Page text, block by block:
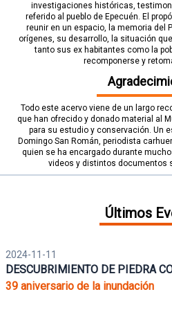
investigaciones históricas,
referido al pueblo de Epecuén. El
reunir en un espacio, la memoria del
orígenes, su desarrollo, la situación
tanto sus ex habitantes como la
recomponerse y
Todo este acervo viene de un largo
que han ofrecido y donado material al
para su estudio y conservación. Un
Domingo San Román, periodista
quien se ha encargado durante
videos y distintos documentos
Últimos
2024-11-11
DESCUBRIMIENTO DE PIEDRA
39 aniversario de la inundación